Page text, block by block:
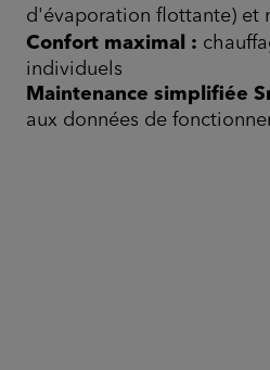
d'évaporation flottante) et
Confort maximal :
individuels
Maintenance simplifiée
aux données de